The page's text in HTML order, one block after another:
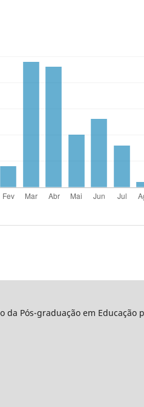
Pós-graduação em Educação